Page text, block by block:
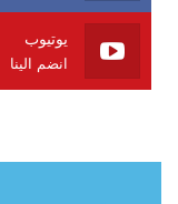
يوتيوب
انضم الينا